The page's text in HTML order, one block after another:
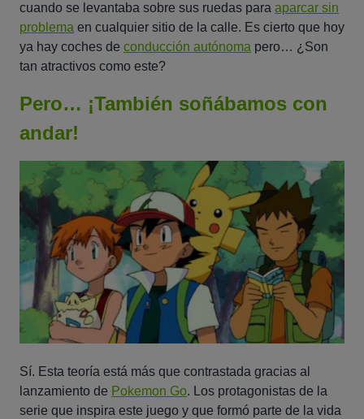
cuando se levantaba sobre sus ruedas para aparcar sin
problema en cualquier sitio de la calle. Es cierto que hoy
ya hay coches de conducción autónoma pero… ¿Son
tan atractivos como este?
Pero… ¡También soñábamos con
andar!
Sí. Esta teoría está más que contrastada gracias al
lanzamiento de Pokemon Go. Los protagonistas de la
serie que inspira este juego y que formó parte de la vida